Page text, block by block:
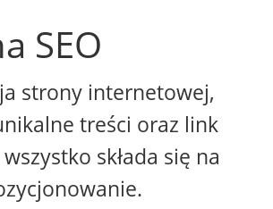
SEO
strony internetowej,
treści oraz link
składa się na